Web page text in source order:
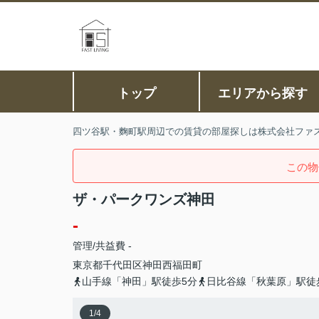
トップ エリアから探す
四ツ谷駅・麴町駅周辺での賃貸の部屋探しは株式会社ファ
この
ザ・パークワンズ神田
-
管理/共益費 -
東京都千代田区神田西福田町
山手線「神田」駅徒歩5分
日比谷線「秋葉原」駅徒
1/4